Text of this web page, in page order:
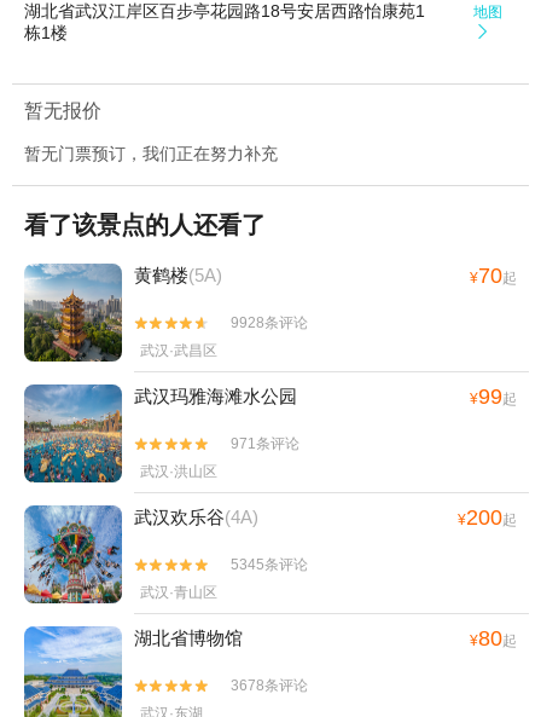
湖北省武汉江岸区百步亭花园路18号安居西路怡康苑1
栋1楼
地图

暂无报价
暂无门票预订，我们正在努力补充
看了该景点的人还看了
黄鹤楼(5A) ¥70起


9928条评论
武汉·武昌区
武汉玛雅海滩水公园 ¥99起


971条评论
武汉·洪山区
武汉欢乐谷(4A) ¥200起


5345条评论
武汉·青山区
湖北省博物馆 ¥80起


3678条评论